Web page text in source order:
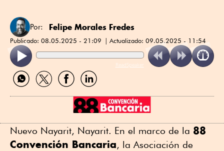
Por: Felipe Morales Fredes
Publicado: 08.05.2025 - 21:09 Actualizado: 09.05.2025 - 11:54
ReadSpeaker
Compartir
por
Compartir
por
Compartir
por
Compartir
por
Nuevo Nayarit, Nayarit. En el marco de la 88
Convención Bancaria, la Asociación de